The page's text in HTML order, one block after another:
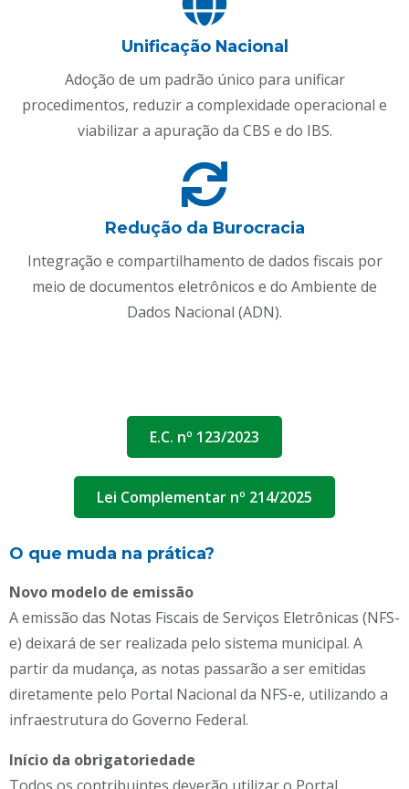
Unificação Nacional
Adoção de um padrão único para unificar
procedimentos, reduzir a complexidade operacional e
viabilizar a apuração da CBS e do IBS.
Redução da Burocracia
Integração e compartilhamento de dados fiscais por
meio de documentos eletrônicos e do Ambiente de
Dados Nacional (ADN).
E.C. nº 123/2023
Lei Complementar nº 214/2025
O que muda na prática?
Novo modelo de emissão
A emissão das Notas Fiscais de Serviços Eletrônicas (NFS-
e) deixará de ser realizada pelo sistema municipal. A
partir da mudança, as notas passarão a ser emitidas
diretamente pelo Portal Nacional da NFS-e, utilizando a
infraestrutura do Governo Federal.
Início da obrigatoriedade